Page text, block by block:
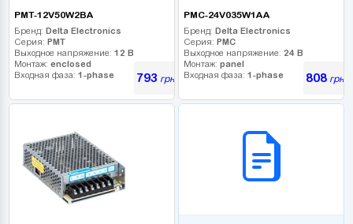
PMT-12V50W2BA
Бренд: Delta Electronics
Серия: PMT
Выходное напряжение: 12 В
Монтаж: enclosed
Входная фаза: 1-phase 793 грн
PMC-24V035W1AA
Бренд: Delta Electronics
Серия: PMC
Выходное напряжение: 24 В
Монтаж: panel
Входная фаза: 1-phase 808грн